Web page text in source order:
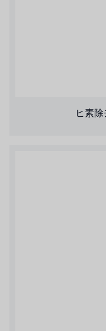
ヒ素除